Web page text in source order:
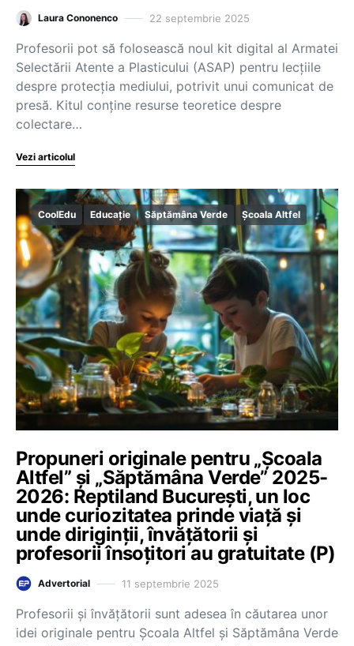
Laura Cononenco 22 septembrie 2025
Profesorii pot să folosească noul kit digital al Armatei
Selectării Atente a Plasticului (ASAP) pentru lecțiile
despre protecția mediului, potrivit unui comunicat de
presă. Kitul conține resurse teoretice despre
colectare…
Vezi articolul
CoolEdu Educație Săptămâna Verde Școala Altfel
Propuneri originale pentru „Școala
Altfel” și „Săptămâna Verde” 2025-
2026: Reptiland București, un loc
unde curiozitatea prinde viață și
unde diriginții, învățătorii și
profesorii însoțitori au gratuitate (P)
Advertorial 11 septembrie 2025
Profesorii și învățătorii sunt adesea în căutarea unor
idei originale pentru Școala Altfel și Săptămâna Verde